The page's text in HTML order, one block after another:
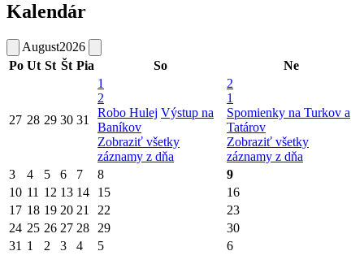
Kalendár
August2026
Po Ut St Št Pia So Ne
27 28 29 30 31
1
2
Robo Hulej Výstup na
Baníkov
Zobraziť všetky
záznamy z dňa
2
1
Spomienky na Turkov a
Tatárov
Zobraziť všetky
záznamy z dňa
3
4 5 6 7 8
9
10 11 12 13 14 15
16
17 18 19 20 21 22
23
24 25 26 27 28 29
30
31 1 2 3 4 5 6